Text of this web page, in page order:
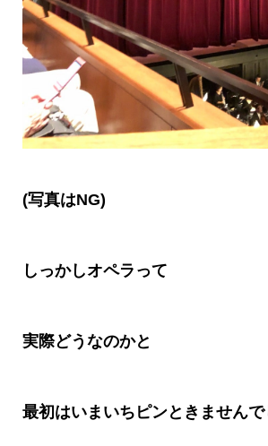
(写真はNG)
しっかしオペラって
実際どうなのかと
最初はいまいちピンときません